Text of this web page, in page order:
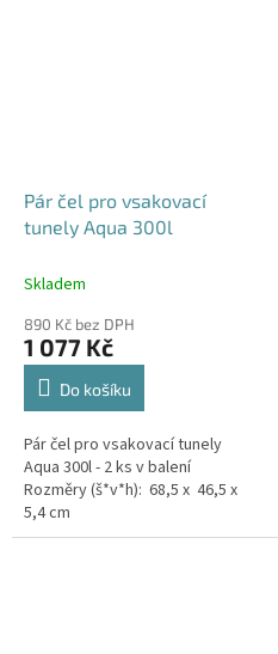
Pár čel pro vsakovací
tunely Aqua 300l
Skladem
890 Kč bez DPH
1 077 Kč
Do košíku
Pár čel pro vsakovací tunely
Aqua 300l - 2 ks v balení
Rozměry (š*v*h): 68,5 x 46,5 x
5,4 cm